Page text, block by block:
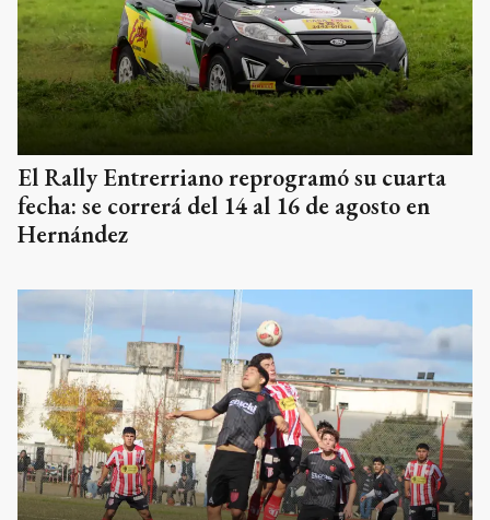
El Rally Entrerriano reprogramó su cuarta
fecha: se correrá del 14 al 16 de agosto en
Hernández